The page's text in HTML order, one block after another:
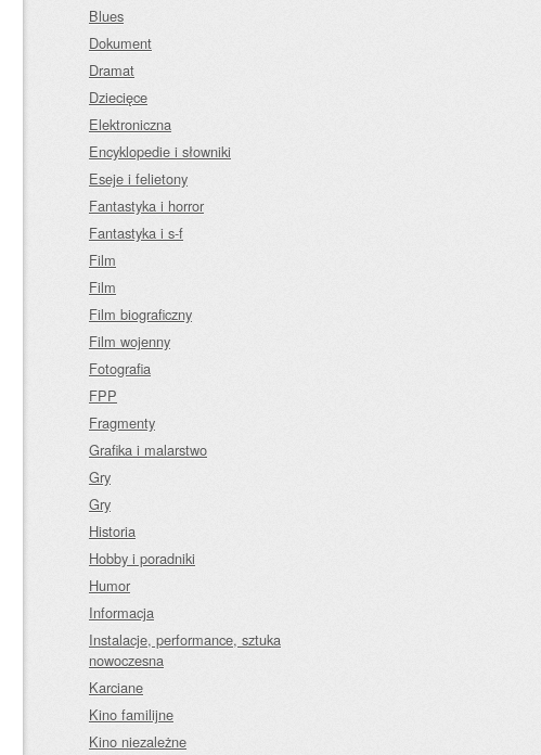
Blues
Dokument
Dramat
Dziecięce
Elektroniczna
Encyklopedie i słowniki
Eseje i felietony
Fantastyka i horror
Fantastyka i s-f
Film
Film
Film biograficzny
Film wojenny
Fotografia
FPP
Fragmenty
Grafika i malarstwo
Gry
Gry
Historia
Hobby i poradniki
Humor
Informacja
Instalacje, performance, sztuka
nowoczesna
Karciane
Kino familijne
Kino niezależne